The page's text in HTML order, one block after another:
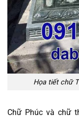
Họa tiết chữ
Chữ Phúc và chữ